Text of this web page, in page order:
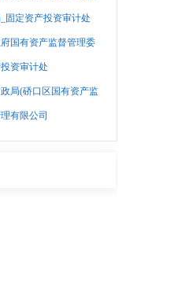
固定资产投资审计处
国有资产监督管理委
资审计处
局(硚口区国有资产监
有限公司